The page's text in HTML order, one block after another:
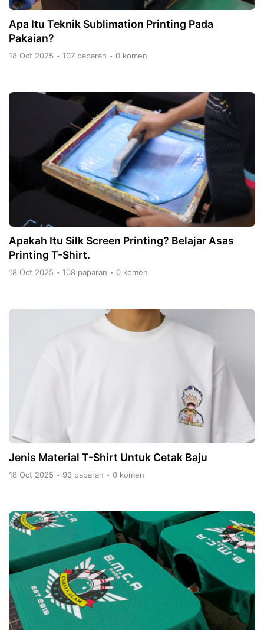
Apa Itu Teknik Sublimation Printing Pada
Pakaian?
18 Oct 2025 • 107 paparan • 0 komen
Apakah Itu Silk Screen Printing? Belajar Asas
Printing T-Shirt.
18 Oct 2025 • 108 paparan • 0 komen
Jenis Material T-Shirt Untuk Cetak Baju
18 Oct 2025 • 93 paparan • 0 komen